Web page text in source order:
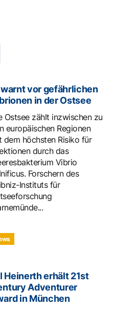
warnt vor gefährlichen
in der Ostsee
Ostsee zählt inzwischen zu
europäischen Regionen
dem höchsten Risiko für
durch das
Vibrio
Forschern des
Instituts für
Heinerth erhält 21st
Adventurer
in München